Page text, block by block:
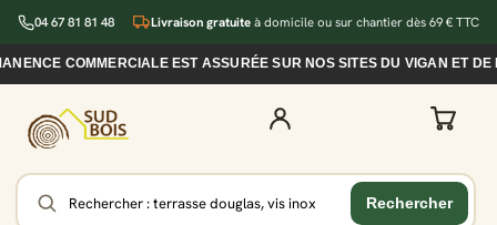
04 67 81 81 48 Livraison gratuite à domicile ou sur chantier dès 69 € TTC
COMMERCIALE EST ASSURÉE SUR NOS SITES DU VIGAN ET DE